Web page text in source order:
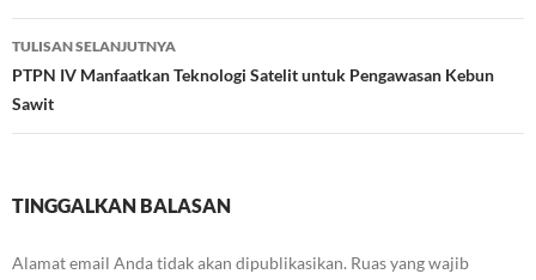
TULISAN SELANJUTNYA
PTPN IV Manfaatkan Teknologi Satelit untuk Pengawasan Kebun
Sawit
TINGGALKAN BALASAN
Alamat email Anda tidak akan dipublikasikan. Ruas yang wajib